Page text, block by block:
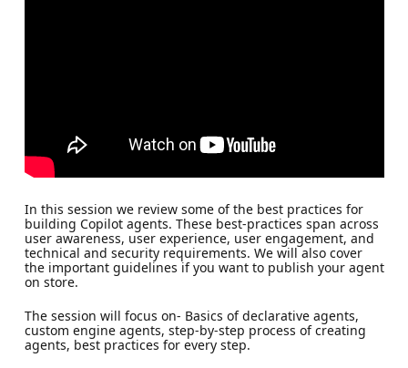
In this session we review some of the best practices for
building Copilot agents. These best-practices span across
user awareness, user experience, user engagement, and
technical and security requirements. We will also cover
the important guidelines if you want to publish your agent
on store.
The session will focus on- Basics of declarative agents,
custom engine agents, step-by-step process of creating
agents, best practices for every step.